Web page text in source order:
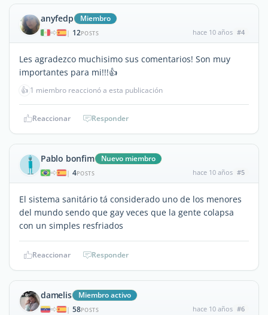
anyfedp Miembro
| 12POSTS hace 10 años #4
Les agradezco muchisimo sus comentarios! Son muy
importantes para mi!!!👍
👍 1 miembro reaccionó a esta publicación
Reaccionar Responder
Pablo bonfim Nuevo miembro
| 4POSTS hace 10 años #5
El sistema sanitário tá considerado uno de los menores
del mundo sendo que gay veces que la gente colapsa
con un simples resfriados
Reaccionar Responder
damelis Miembro activo
| 58POSTS hace 10 años #6